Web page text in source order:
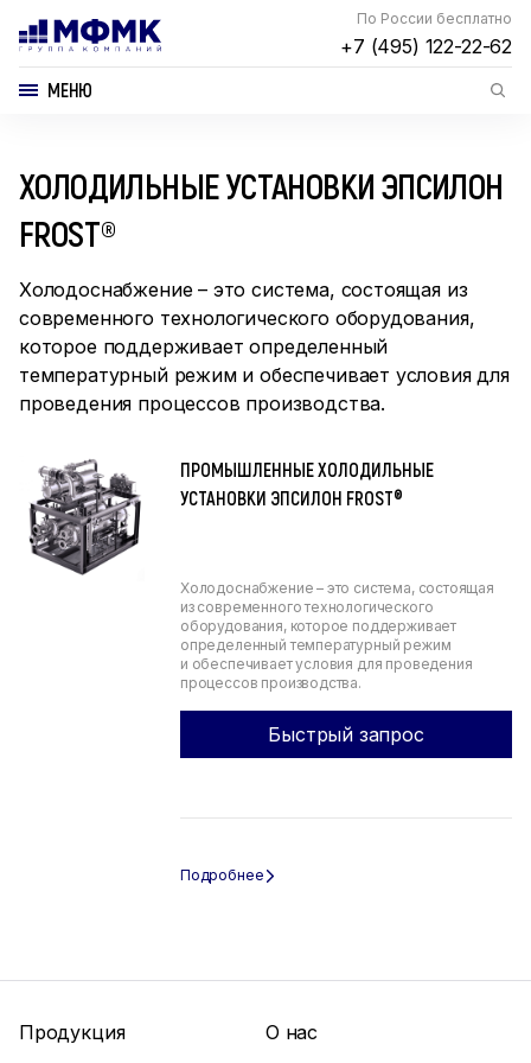
По России бесплатно
+7 (495) 122-22-62
МЕНЮ
ХОЛОДИЛЬНЫЕ УСТАНОВКИ ЭПСИЛОН
FROST®
Холодоснабжение – это система, состоящая из
современного технологического оборудования,
которое поддерживает определенный
температурный режим и обеспечивает условия для
проведения процессов производства.
ПРОМЫШЛЕННЫЕ ХОЛОДИЛЬНЫЕ
УСТАНОВКИ ЭПСИЛОН FROST®
Холодоснабжение – это система, состоящая
из современного технологического
оборудования, которое поддерживает
определенный температурный режим
и обеспечивает условия для проведения
процессов производства.
Быстрый запрос
Продукция О нас